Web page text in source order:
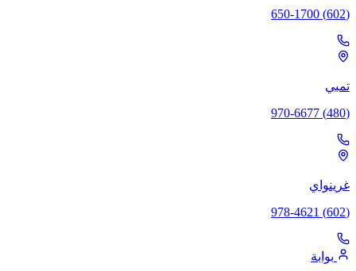
(602) 650-1700
تمبي
(480) 970-6677
غرينواي
(602) 978-4621
بوابة